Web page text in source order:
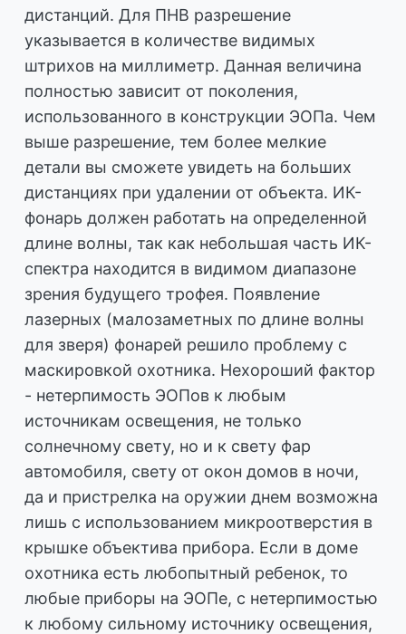
дистанций. Для ПНВ разрешение
указывается в количестве видимых
штрихов на миллиметр. Данная величина
полностью зависит от поколения,
использованного в конструкции ЭОПа. Чем
выше разрешение, тем более мелкие
детали вы сможете увидеть на больших
дистанциях при удалении от объекта. ИК-
фонарь должен работать на определенной
длине волны, так как небольшая часть ИК-
спектра находится в видимом диапазоне
зрения будущего трофея. Появление
лазерных (малозаметных по длине волны
для зверя) фонарей решило проблему с
маскировкой охотника. Нехороший фактор
- нетерпимость ЭОПов к любым
источникам освещения, не только
солнечному свету, но и к свету фар
автомобиля, свету от окон домов в ночи,
да и пристрелка на оружии днем возможна
лишь с использованием микроотверстия в
крышке объектива прибора. Если в доме
охотника есть любопытный ребенок, то
любые приборы на ЭОПе, с нетерпимостью
к любому сильному источнику освещения,